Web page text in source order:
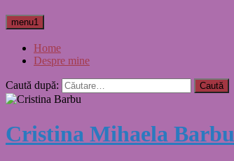
menu1
Home
Despre mine
Caută după:
Cristina Mihaela Barbu